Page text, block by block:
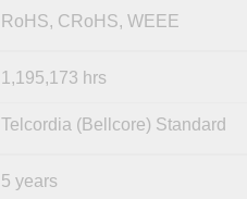
RoHS, CRoHS, WEEE
1,195,173 hrs
Telcordia (Bellcore) Standard
5 years